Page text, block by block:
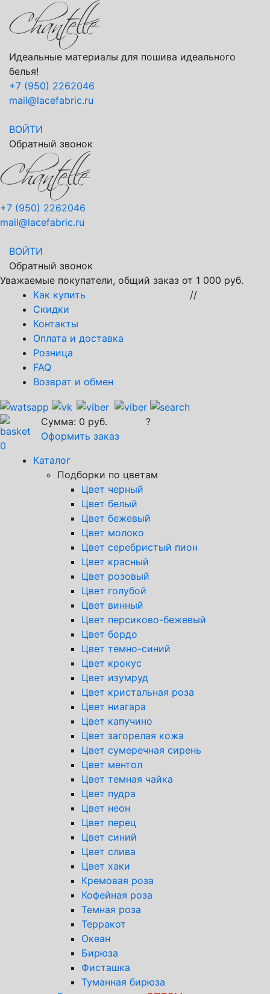
Идеальные материалы для пошива идеального
белья!
+7 (950) 2262046
mail@lacefabric.ru
ВОЙТИ
Обратный звонок
+7 (950) 2262046
mail@lacefabric.ru
ВОЙТИ
Обратный звонок
Уважаемые покупатели, общий заказ от 1 000 руб.
Как купить
Скидки
Контакты
Оплата и доставка
Розница
FAQ
Возврат и обмен
//
0
Сумма: 0 руб.
Оформить заказ
?
Каталог
Подборки по цветам
Цвет черный
Цвет белый
Цвет бежевый
Цвет молоко
Цвет серебристый пион
Цвет красный
Цвет розовый
Цвет голубой
Цвет винный
Цвет персиково-бежевый
Цвет бордо
Цвет темно-синий
Цвет крокус
Цвет изумруд
Цвет кристальная роза
Цвет ниагара
Цвет капучино
Цвет загорелая кожа
Цвет сумеречная сирень
Цвет ментол
Цвет темная чайка
Цвет пудра
Цвет неон
Цвет перец
Цвет синий
Цвет слива
Цвет хаки
Кремовая роза
Кофейная роза
Темная роза
Терракот
Океан
Бирюза
Фисташка
Туманная бирюза